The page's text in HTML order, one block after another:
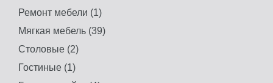
Ремонт мебели (1)
Мягкая мебель (39)
Столовые (2)
Гостиные (1)